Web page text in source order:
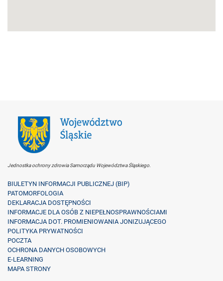
Jednostka ochrony zdrowia Samorządu Województwa Śląskiego.
BIULETYN INFORMACJI PUBLICZNEJ (BIP)
PATOMORFOLOGIA
DEKLARACJA DOSTĘPNOŚCI
INFORMACJE DLA OSÓB Z NIEPEŁNOSPRAWNOŚCIAMI
INFORMACJA DOT. PROMIENIOWANIA JONIZUJĄCEGO
POLITYKA PRYWATNOŚCI
POCZTA
OCHRONA DANYCH OSOBOWYCH
E-LEARNING
MAPA STRONY